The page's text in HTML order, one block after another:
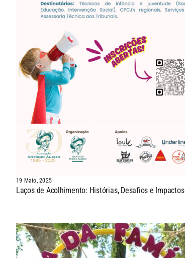
19 Maio, 2025
Laços de Acolhimento: Histórias, Desafios e Impactos